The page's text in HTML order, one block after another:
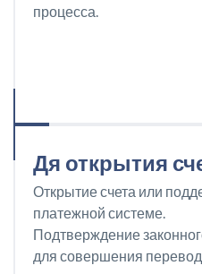
процесса.
Дя открытия
Открытие счета или
платежной системе.
Подтверждение
для совершения